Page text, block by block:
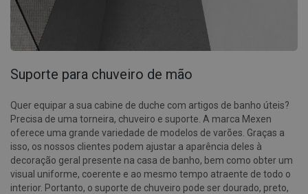
Suporte para chuveiro de mão
Quer equipar a sua cabine de duche com artigos de banho úteis?
Precisa de uma torneira, chuveiro e suporte. A marca Mexen
oferece uma grande variedade de modelos de varões. Graças a
isso, os nossos clientes podem ajustar a aparência deles à
decoração geral presente na casa de banho, bem como obter um
visual uniforme, coerente e ao mesmo tempo atraente de todo o
interior. Portanto, o suporte de chuveiro pode ser dourado, preto,